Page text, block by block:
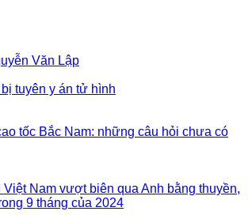
Văn Lập
tuyên y án tử hình
tốc Bắc Nam: những câu hỏi chưa có
Nam vượt biên qua Anh bằng thuyền,
9 tháng của 2024